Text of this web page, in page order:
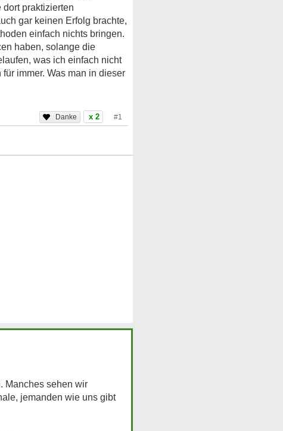
praktizierten
gar keinen Erfolg brachte,
einfach nichts bringen.
haben, solange die
was ich einfach nicht
immer. Was man in dieser
x 2 #1
Manches sehen wir
jemanden wie uns gibt